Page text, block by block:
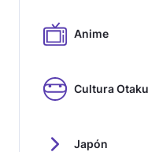
Anime
Cultura Otaku
Japón